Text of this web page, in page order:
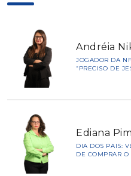
Andréia
JOGADOR DA
“PRECISO DE
Ediana
DIA DOS PAIS:
DE COMPRAR O